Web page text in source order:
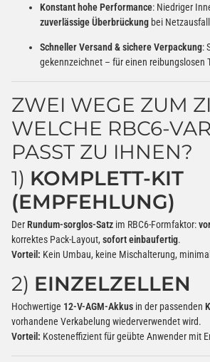
Konstant hohe Performance: Niedriger
zuverlässige Überbrückung bei
Schneller Versand & sichere Verpackung:
gekennzeichnet – für einen reibungslosen
ZWEI WEGE ZUM
WELCHE RBC6-
PASST ZU IHNEN?
1) KOMPLETT-KIT
(EMPFEHLUNG)
DerRundum-sorglos-Satz im RBC6-Formfaktor:
korrektes Pack-Layout, sofort einbaufertig.
Vorteil: Kein Umbau, keine Mischalterung,
2) EINZELZELLEN
Hochwertige 12-V-AGM-Akkus in der passenden
vorhandene Verkabelung wiederverwendet wird.
Vorteil: Kosteneffizient für geübte Anwender mit